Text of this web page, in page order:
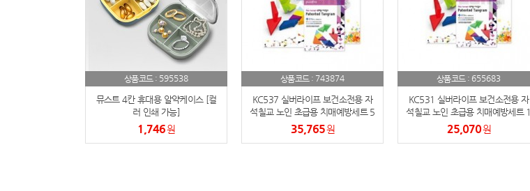
23 손톱
24 손톱깍이
25 AP-100071
26 보냉
27 AP-100052
상품코드 : 595538
뮤스트 4칸 휴대용 알약케이스 [컬
러 인쇄 가능]
1,746원
상품코드 : 743874
KC537 실버라이프 보건소전용 자
석칠교 노인 초급용 치매예방세트 5
35,765원
상품코드 : 655683
KC531 실버라이프 보건소전용 자
석칠교 노인 초급용 치매예방세트 1
25,070원